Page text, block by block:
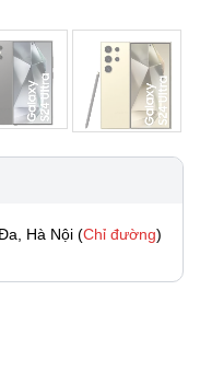
Hà Nội (Chỉ đường)